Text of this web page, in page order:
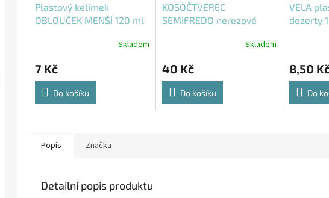
Plastový kelímek
OBLOUČEK MENŠÍ 120 ml
Skladem
7 Kč
Do košíku
KOSOČTVEREC
SEMIFREDO nerezové
Skladem
40 Kč
Do košíku
VELA
dezerty
8,50
Do
Popis Značka
Detailní popis produktu